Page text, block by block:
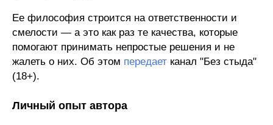
Ее философия строится на ответственности и
смелости — а это как раз те качества, которые
помогают принимать непростые решения и не
жалеть о них. Об этом передает канал "Без стыда"
(18+).
Личный опыт автора